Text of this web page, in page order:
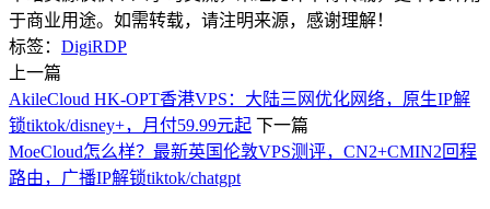
于商业用途。如需转载，请注明来源，感谢理解！
标签： DigiRDP
上一篇
AkileCloud HK-OPT香港VPS：大陆三网优化网络，原生IP解
锁tiktok/disney+，月付59.99元起 下一篇
MoeCloud怎么样？最新英国伦敦VPS测评，CN2+CMIN2回程
路由，广播IP解锁tiktok/chatgpt